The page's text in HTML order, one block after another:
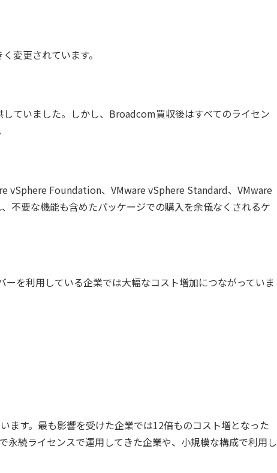
変更されています。
ていました。しかし、Broadcom買収後はすべてのライセン
vSphere Foundation、VMware vSphere Standard、VMware
不要な機能も含めたパッケージでの購入を余儀なくされるケ
を利用している企業では大幅なコスト増加につながっていま
ます。最も影響を受けた企業では12倍ものコスト増となった
永続ライセンスで運用してきた企業や、小規模な構成で利用し